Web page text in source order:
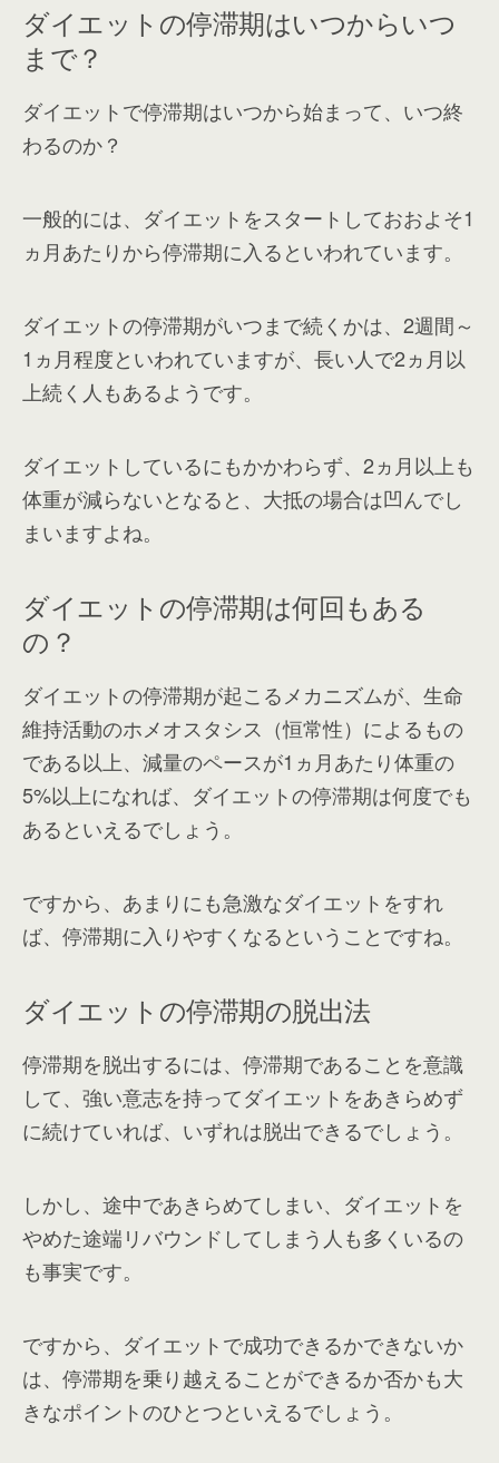
ダイエットの停滞期はいつからいつ
まで？
ダイエットで停滞期はいつから始まって、いつ終
わるのか？
一般的には、ダイエットをスタートしておおよそ1
ヵ月あたりから停滞期に入るといわれています。
ダイエットの停滞期がいつまで続くかは、2週間～
1ヵ月程度といわれていますが、長い人で2ヵ月以
上続く人もあるようです。
ダイエットしているにもかかわらず、2ヵ月以上も
体重が減らないとなると、大抵の場合は凹んでし
まいますよね。
ダイエットの停滞期は何回もある
の？
ダイエットの停滞期が起こるメカニズムが、生命
維持活動のホメオスタシス（恒常性）によるもの
である以上、減量のペースが1ヵ月あたり体重の
5%以上になれば、ダイエットの停滞期は何度でも
あるといえるでしょう。
ですから、あまりにも急激なダイエットをすれ
ば、停滞期に入りやすくなるということですね。
ダイエットの停滞期の脱出法
停滞期を脱出するには、停滞期であることを意識
して、強い意志を持ってダイエットをあきらめず
に続けていれば、いずれは脱出できるでしょう。
しかし、途中であきらめてしまい、ダイエットを
やめた途端リバウンドしてしまう人も多くいるの
も事実です。
ですから、ダイエットで成功できるかできないか
は、停滞期を乗り越えることができるか否かも大
きなポイントのひとつといえるでしょう。